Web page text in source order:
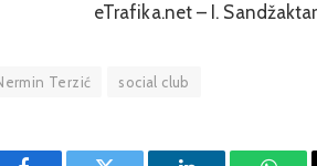
eTrafika.net – I.
Terzić social club